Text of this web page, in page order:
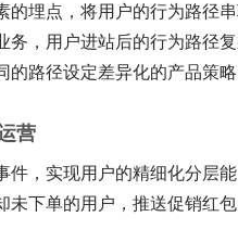
的埋点，将用户的行为路径
务，用户进站后的行为路径
路径设定差异化的产品策略
营
件，实现用户的精细化分层
下单的用户，推送促销红包